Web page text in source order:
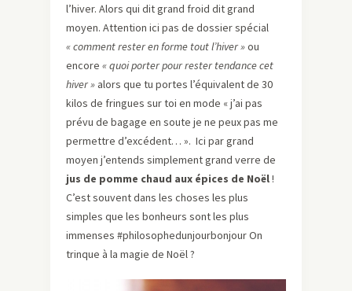
l’hiver. Alors qui dit grand froid dit grand
moyen. Attention ici pas de dossier spécial
« comment rester en forme tout l’hiver »ou
encore « quoi porter pour rester tendance cet
hiver » alors que tu portes l’équivalent de 30
kilos de fringues sur toi en mode « j’ai pas
prévu de bagage en soute je ne peux pas me
permettre d’excédent… ». Ici par grand
moyen j’entends simplement grand verre de
jus de pomme chaud aux épices de Noël!
C’est souvent dans les choses les plus
simples que les bonheurs sont les plus
immenses #philosophedunjourbonjour On
trinque à la magie de Noël ?